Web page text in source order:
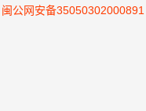
闽公网安备35050302000891